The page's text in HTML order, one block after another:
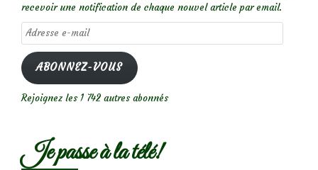
recevoir une notification de chaque nouvel article par email.
Adresse
e-
mail
ABONNEZ-VOUS
Rejoignez les 1 742 autres abonnés
Je passe à la télé!